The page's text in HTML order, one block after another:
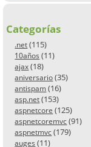
Categorías
.net (115)
10años (11)
ajax (18)
aniversario (35)
antispam (16)
asp.net (153)
aspnetcore (125)
aspnetcoremvc (91)
aspnetmvc (179)
auges (11)